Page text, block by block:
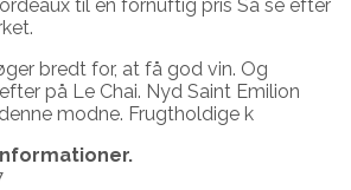
til en fornuftig pris Så se efter
bredt for, at få god vin. Og
på Le Chai. Nyd Saint Emilion
modne. Frugtholdige k